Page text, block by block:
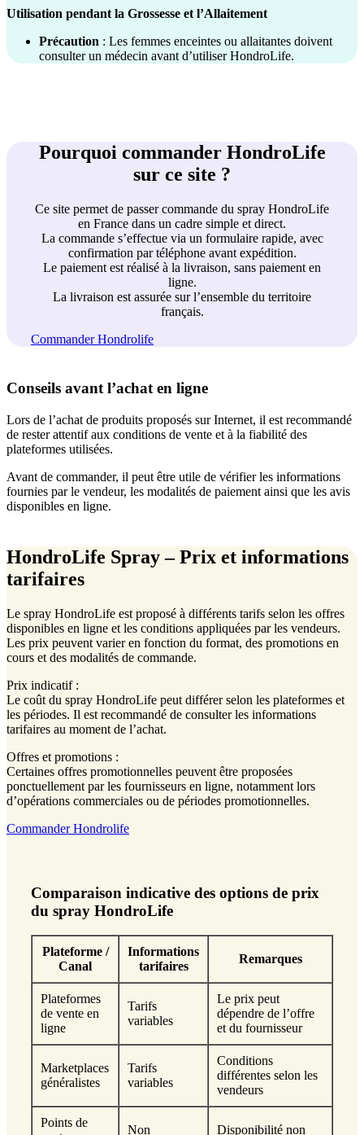
Utilisation pendant la Grossesse et l’Allaitement
Précaution : Les femmes enceintes ou allaitantes doivent
consulter un médecin avant d’utiliser HondroLife.
Pourquoi commander HondroLife
sur ce site ?
Ce site permet de passer commande du spray HondroLife
en France dans un cadre simple et direct.
La commande s’effectue via un formulaire rapide, avec
confirmation par téléphone avant expédition.
Le paiement est réalisé à la livraison, sans paiement en
ligne.
La livraison est assurée sur l’ensemble du territoire
français.
Commander Hondrolife
Conseils avant l’achat en ligne
Lors de l’achat de produits proposés sur Internet, il est recommandé
de rester attentif aux conditions de vente et à la fiabilité des
plateformes utilisées.
Avant de commander, il peut être utile de vérifier les informations
fournies par le vendeur, les modalités de paiement ainsi que les avis
disponibles en ligne.
HondroLife Spray – Prix et informations
tarifaires
Le spray HondroLife est proposé à différents tarifs selon les offres
disponibles en ligne et les conditions appliquées par les vendeurs.
Les prix peuvent varier en fonction du format, des promotions en
cours et des modalités de commande.
Prix indicatif :
Le coût du spray HondroLife peut différer selon les plateformes et
les périodes. Il est recommandé de consulter les informations
tarifaires au moment de l’achat.
Offres et promotions :
Certaines offres promotionnelles peuvent être proposées
ponctuellement par les fournisseurs en ligne, notamment lors
d’opérations commerciales ou de périodes promotionnelles.
Commander Hondrolife
Comparaison indicative des options de prix
du spray HondroLife
Plateforme /
Canal
Informations
tarifaires
Remarques
Plateformes
de vente en
ligne
Tarifs
variables
Le prix peut
dépendre de l’offre
et du fournisseur
Marketplaces
généralistes
Tarifs
variables
Conditions
différentes selon les
vendeurs
Points de
Non Disponibilité non